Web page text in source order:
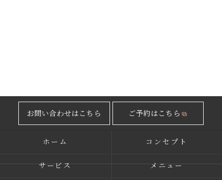
お問い合わせはこちら ご予約はこちら
ホーム コンセプト
サービス メニュー